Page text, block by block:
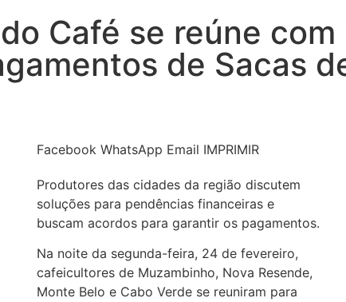
Café se reúne
de Sacas
Facebook WhatsApp Email IMPRIMIR
Produtores das cidades da região discutem
soluções para pendências financeiras e
buscam acordos para garantir os pagamentos.
Na noite da segunda-feira, 24 de fevereiro,
cafeicultores de Muzambinho, Nova Resende,
Monte Belo e Cabo Verde se reuniram para